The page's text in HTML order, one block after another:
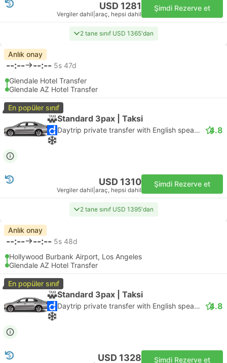
USD 1281
Vergiler dahil araç, hepsi dahil
Şimdi Rezerve et
2 tane sınıf USD 1365'dan
Anlık onay
--:-- --:-- 5s 47d
Glendale Hotel Transfer
Glendale AZ Hotel Transfer
En popüler sınıf
Standard 3pax | Taksi
Daytrip private transfer with English speaking driver 4.8
USD 1310
Vergiler dahil araç, hepsi dahil
Şimdi Rezerve et
2 tane sınıf USD 1395'dan
Anlık onay
--:-- --:-- 5s 48d
Hollywood Burbank Airport, Los Angeles
Glendale AZ Hotel Transfer
En popüler sınıf
Standard 3pax | Taksi
Daytrip private transfer with English speaking driver 4.8
USD 1328 Şimdi Rezerve et